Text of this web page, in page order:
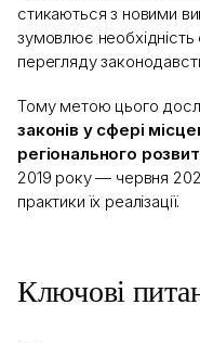
стикаються з новими
зумовлює необхідність
перегляду
Тому метою цього
законів у сфері
регіонального
2019 року — червня
практики їх реалізації.
Ключові